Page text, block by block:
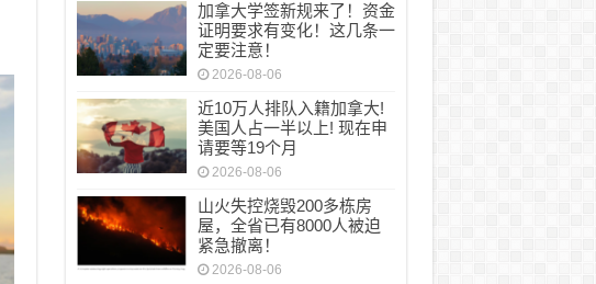
加拿大学签新规来了！资金
证明要求有变化！这几条一
定要注意！
2026-08-06
近10万人排队入籍加拿大!
美国人占一半以上! 现在申
请要等19个月
2026-08-06
山火失控烧毁200多栋房
屋，全省已有8000人被迫
紧急撤离！
2026-08-06